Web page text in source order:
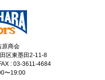
原商会
区東墨田2-11-8
: 03-3611-4684
〜19:00